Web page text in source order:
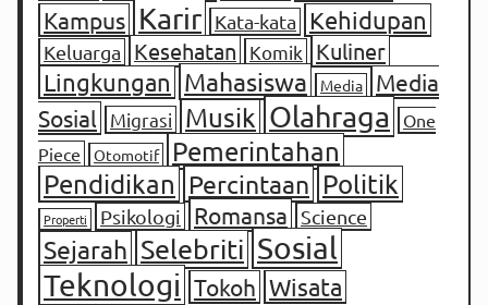
Kampus Karir Kata-kata Kehidupan
Keluarga Kesehatan Komik Kuliner
Lingkungan Mahasiswa Media
Media
Sosial
Migrasi Musik Olahraga
One
Piece
Otomotif
Pemerintahan
Pendidikan Percintaan Politik
Properti Psikologi Romansa Science
Sejarah Selebriti Sosial
Teknologi Tokoh Wisata